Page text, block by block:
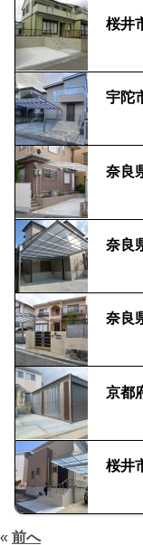
桜井
« 前へ